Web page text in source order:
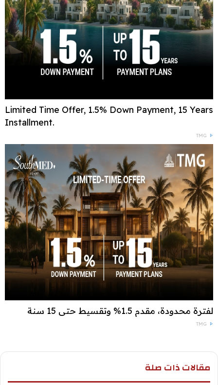
Limited Time Offer, 1.5% Down Payment, 15 Years
Installment.
TMG
لفترة محدودة، مقدم 1.5% وتقسيط حتى 15 سنة
TMG
مقالات ذات صلة